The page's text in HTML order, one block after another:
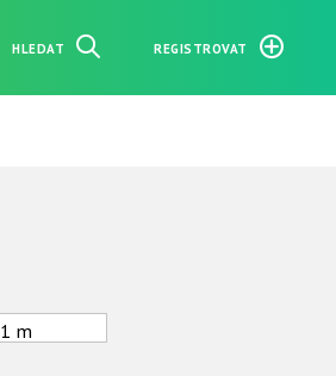
HLEDAT REGISTROVAT
1 m